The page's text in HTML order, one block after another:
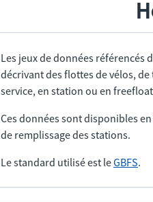
Les jeux de données référencés
décrivant des flottes de vélos,
service, en station ou en
Ces données sont disponibles
de remplissage des stations.
Le standard utilisé est leGBFS.